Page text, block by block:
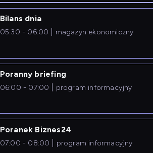
Bilans dnia
05:30 - 06:00 magazyn ekonomiczny
Poranny briefing
06:00 - 07:00 program informacyjny
Poranek Biznes24
07:00 - 08:00 program informacyjny